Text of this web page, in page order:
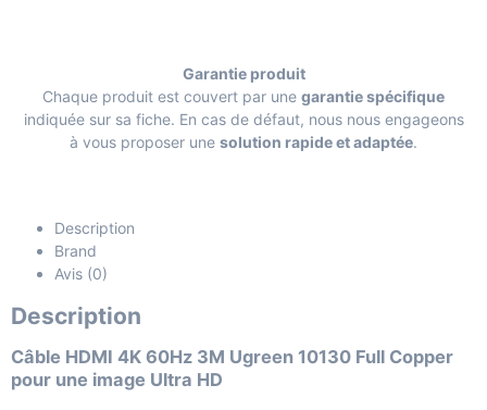
Garantie produit
Chaque produit est couvert par une garantie spécifique
indiquée sur sa fiche. En cas de défaut, nous nous engageons
à vous proposer une solution rapide et adaptée.
Description
Brand
Avis (0)
Description
Câble HDMI 4K 60Hz 3M Ugreen 10130 Full Copper
pour une image Ultra HD